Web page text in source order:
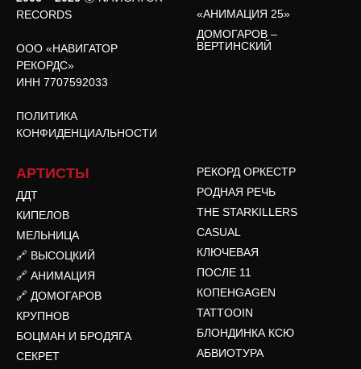
RECORDS
ООО «НАВИГАТОР
РЕКОРДС»
ИНН 7707592033
ПОЛИТИКА
КОНФИДЕНЦИАЛЬНОСТИ
«АНИМАЦИЯ 25»
ДОМОГАРОВ –
ВЕРТИНСКИЙ
АРТИСТЫ
ДДТ
КИПЕЛОВ
МЕЛЬНИЦА
🔗 ВЫСОЦКИЙ
🔗 АНИМАЦИЯ
🔗 ДОМОГАРОВ
КРУПНОВ
БОЦМАН И БРОДЯГА
СЕКРЕТ
РЕКОРД ОРКЕСТР
РОДНАЯ РЕЧЬ
THE STARKILLERS
CASUAL
КЛЮЧЕВАЯ
ПОСЛЕ 11
КОПЕНGAGEN
TATTOOIN
БЛОНДИНКА КСЮ
АБВИОТУРА